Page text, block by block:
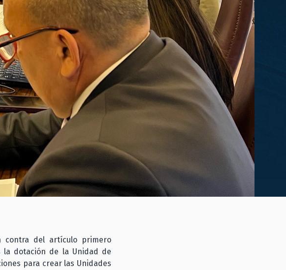
contra del artículo primero
dotación de la Unidad de
para crear las Unidades